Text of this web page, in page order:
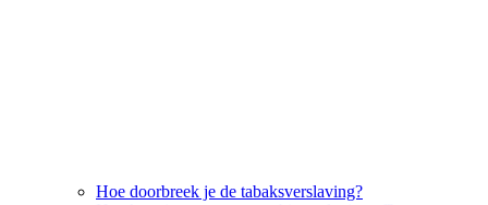
Hoe doorbreek je de tabaksverslaving?